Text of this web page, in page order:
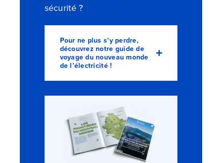
sécurité ?
Pour ne plus s’y perdre,
découvrez notre guide de
voyage du nouveau monde
de l’électricité !